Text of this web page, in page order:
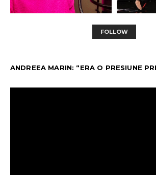
FOLLOW
ANDREEA MARIN: “ERA O PRESIUNE